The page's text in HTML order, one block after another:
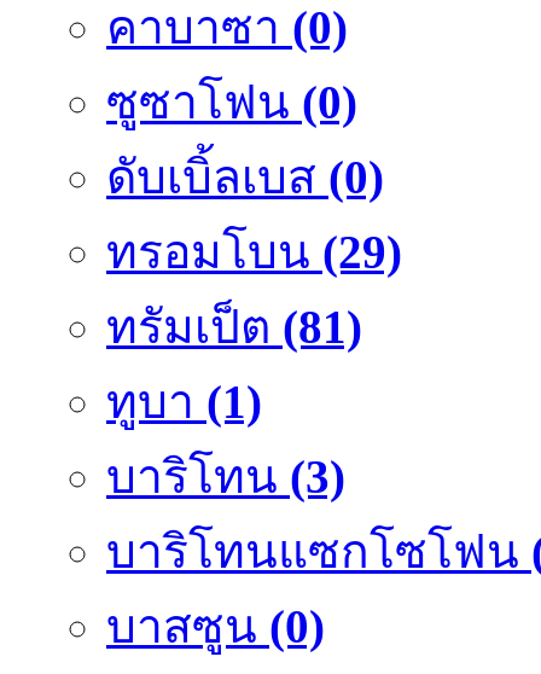
คาบาซา (0)
ซูซาโฟน (0)
ดับเบิ้ลเบส (0)
ทรอมโบน (29)
ทรัมเป็ต (81)
ทูบา (1)
บาริโทน (3)
บาริโทนแซกโซโฟน
บาสซูน (0)